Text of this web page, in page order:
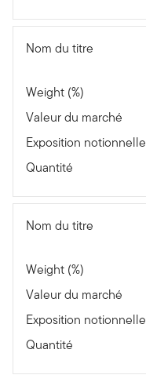
Nom du titre
Weight (%)
Valeur du marché
Exposition notionnelle
Quantité
Nom du titre
Weight (%)
Valeur du marché
Exposition notionnelle
Quantité